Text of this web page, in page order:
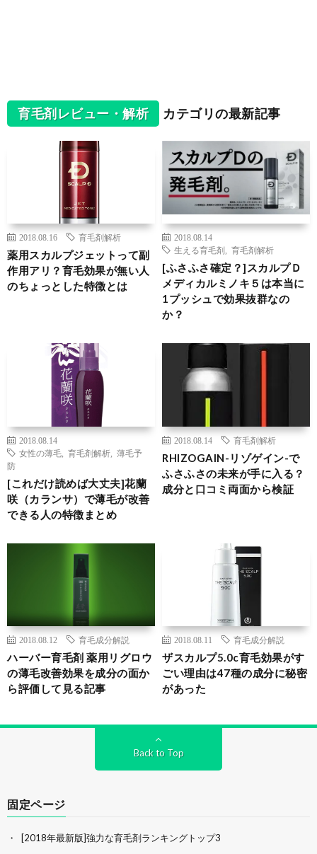
育毛剤レビュー・解析 カテゴリの最新記事
2018.08.16 育毛剤解析
薬用スカルプジェットって副
作用アリ？育毛効果が無い人
のちょっとした特徴とは
2018.08.14
生える育毛剤
育毛剤解析
[ふさふさ確定？]スカルプＤ
メディカルミノキ５は本当に
1プッシュで効果抜群なの
か？
2018.08.14
女性の薄毛
育毛剤解析
薄毛予
防
[これだけ読めば大丈夫]花蘭
咲（カランサ）で薄毛が改善
できる人の特徴まとめ
2018.08.14 育毛剤解析
RHIZOGAIN-リゾゲイン-で
ふさふさの未来が手に入る？
成分と口コミ両面から検証
2018.08.12 育毛成分解説
ハーバー育毛剤 薬用リグロウ
の薄毛改善効果を成分の面か
ら評価して見る記事
2018.08.11 育毛成分解説
ザスカルプ5.0c育毛効果がす
ごい理由は47種の成分に秘密
があった
Back to Top
固定ページ
[2018年最新版]強力な育毛剤ランキングトップ3